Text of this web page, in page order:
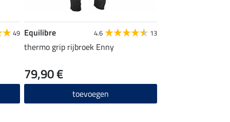
49 Equilibre 4.6 13
thermo grip rijbroek Enny
79,90 €
toevoegen